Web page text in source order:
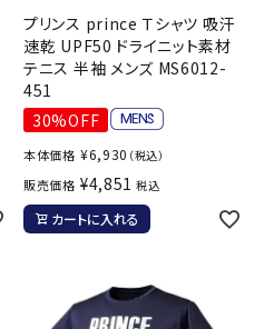
プリンス prince Ｔシャツ 吸汗
速乾 UPF50 ドライニット素材
テニス 半袖 メンズ MS6012-
451
30%OFF
本体価格 ¥6,930 （税込）
販売価格 ¥4,851 税込
カートに入れる